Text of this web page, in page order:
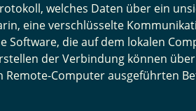
welches Daten über ein
eine verschlüsselte
Software, die auf dem lokalen
der Verbindung können
Computer ausgeführten